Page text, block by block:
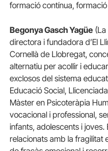
formació contínua,
Begonya Gasch Yagüe (La
directora i fundadora d’El
Cornellà de Llobregat,
alternatiu per acollir i
exclosos del sistema
Educació Social,
Màster en Psicoteràpia
vocacional i professional,
infants, adolescents i joves.
relacionats amb la fragilitat